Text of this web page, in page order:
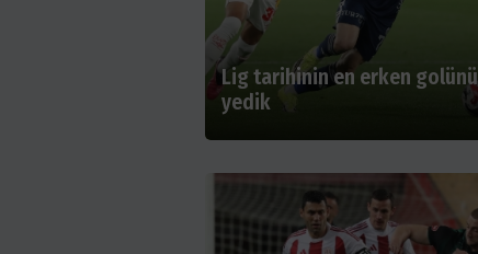
Lig tarihinin en erken golünü
yedik